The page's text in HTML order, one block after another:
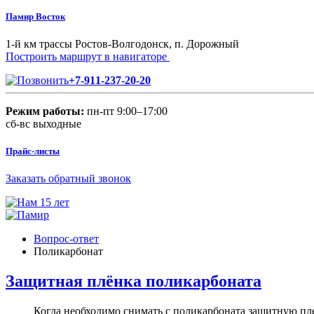
Памир Восток
1-й км трассы Ростов-Волгодонск, п. Дорожный
Построить маршрут в навигаторе
+7-911-237-20-20
Режим работы: пн-пт 9:00–17:00
сб-вс выходные
Прайс-листы
Заказать обратный звонок
Вопрос-ответ
Поликарбонат
Защитная плёнка поликарбоната
Когда необходимо снимать с поликарбоната защитную